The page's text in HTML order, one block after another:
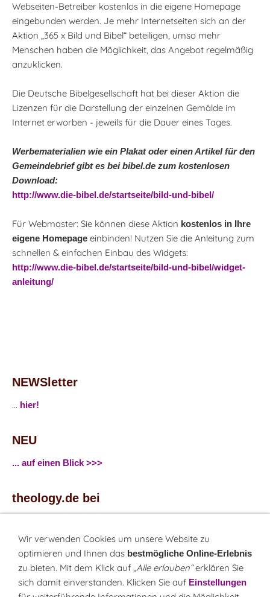
Webseiten-Betreiber kostenlos in die eigene Homepage
eingebunden werden. Je mehr Internetseiten sich an der
Aktion „365 x Bild und Bibel“ beteiligen, umso mehr
Menschen haben die Möglichkeit, das Angebot regelmäßig
anzuklicken.
Die Deutsche Bibelgesellschaft hat bei dieser Aktion die
Lizenzen für die Darstellung der einzelnen Gemälde im
Internet erworben - jeweils für die Dauer eines Tages.
Werbematerialien wie ein Plakat oder einen Artikel für den
Gemeindebrief gibt es bei bibel.de zum kostenlosen
Download:
http://www.die-bibel.de/startseite/bild-und-bibel/
Für Webmaster: Sie können diese Aktion kostenlos in Ihre
eigene Homepage einbinden! Nutzen Sie die Anleitung zum
schnellen & einfachen Einbau des Widgets:
http://www.die-bibel.de/startseite/bild-und-bibel/widget-
anleitung/
NEWSletter
... hier!
NEU
... auf einen Blick >>>
theology.de bei
...Twitter
Monatsrätsel
Rätseln & Gewinnen!
Wir verwenden Cookies um unsere Website zu
optimieren und Ihnen das bestmögliche Online-Erlebnis
zu bieten. Mit dem Klick auf „Alle erlauben“erklären Sie
sich damit einverstanden. Klicken Sie auf Einstellungen